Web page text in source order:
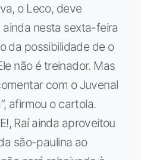
o Leco, deve
nesta sexta-feira
da possibilidade de o
não é treinador. Mas
com o Juvenal
afirmou o cartola.
Raí ainda aproveitou
são-paulina ao